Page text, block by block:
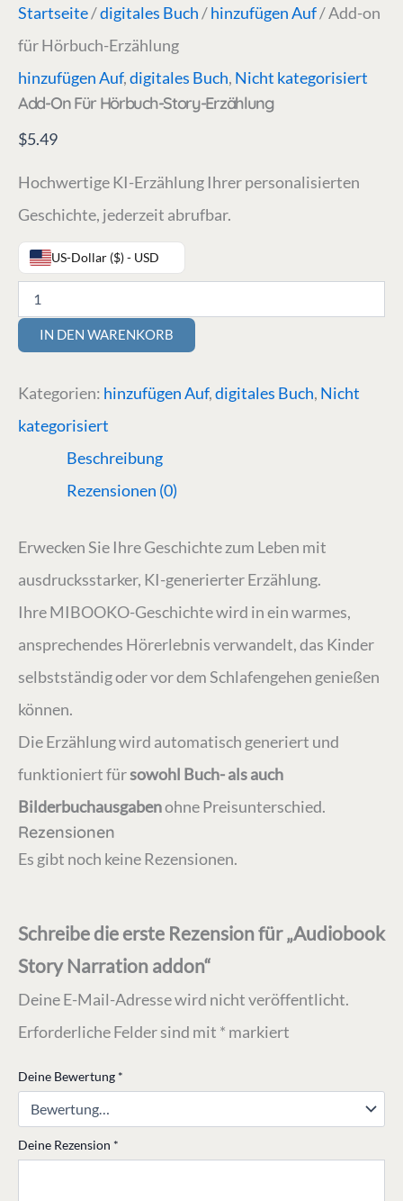
Startseite/digitales Buch/hinzufügen Auf/ Add-on
für Hörbuch-Erzählung
hinzufügen Auf,digitales Buch, Nicht kategorisiert
Add-On Für Hörbuch-Story-Erzählung
$5.49
Hochwertige KI-Erzählung Ihrer personalisierten
Geschichte, jederzeit abrufbar.
US-Dollar ($) - USD
IN DEN WARENKORB
Kategorien: hinzufügen Auf,digitales Buch, Nicht
kategorisiert
Beschreibung
Rezensionen (0)
Erwecken Sie Ihre Geschichte zum Leben mit
ausdrucksstarker, KI-generierter Erzählung.
Ihre MIBOOKO-Geschichte wird in ein warmes,
ansprechendes Hörerlebnis verwandelt, das Kinder
selbstständig oder vor dem Schlafengehen genießen
können.
Die Erzählung wird automatisch generiert und
funktioniert fürsowohl Buch- als auch
Bilderbuchausgabenohne Preisunterschied.
Rezensionen
Es gibt noch keine Rezensionen.
Schreibe die erste Rezension für „Audiobook
Story Narration addon“
Deine E-Mail-Adresse wird nicht veröffentlicht.
Erforderliche Felder sind mit * markiert
Deine Bewertung *
Deine Rezension *